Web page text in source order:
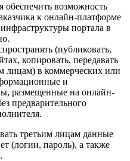
обеспечить возможность
к онлайн-платформе
портала в
(публиковать,
копировать, передавать
лицам) в коммерческих или
и
размещенные на онлайн-
предварительного
третьим лицам данные
(логин, пароль), а также